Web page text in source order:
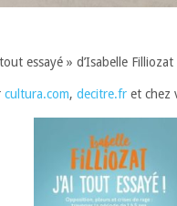
essayé » d’Isabelle Filliozat
cultura.com, decitre.fret chez